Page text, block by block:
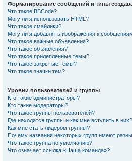
Форматирование сообщений и типы
Что такое BBCode?
Могу ли я использовать HTML?
Что такое смайлики?
Могу ли я добавлять изображения к
Что такое важные объявления?
Что такое объявления?
Что такое прилепленные темы?
Что такое закрытые темы?
Что такое значки тем?
Уровни пользователей и группы
Кто такие администраторы?
Кто такие модераторы?
Что такое группы пользователей?
Где находятся группы и как мне вступить в них?
Как мне стать лидером группы?
Почему названия некоторых групп имеют
Что такое группа по умолчанию?
Что означает ссылка «Наша команда»?